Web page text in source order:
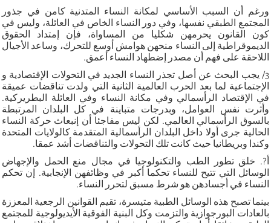
ورغم أن السبب الأساسي لمكانة النساء المتدنية كامن في جذور
المجتمع الطبقي نفسها، وفي دور النساء الخاص في العائلة، وليس في
كون القانون يحرمهن شكليا من المساواة، فإن إمتداد الحقوق
الديموقراطية إلى النساء منحهن هوامش أوسع للتحرك، وساعد الأجيال
اللاحقة على فهم أن مصدر إضطهاد النساء أعمق.
3/ يجب البحث عن أصل تجذر النساء الجديد في التحولات الإقتصادية و
الإجتماعية لما بعد الحرب العالمية الثانية التي ولدت تناقضات عميقة
في الإقتصاد الرأسمالي وفي مكانة النساء وفي العائلة البطريركية.
وأثرت نفس العوامل، وبدرجات متباينة في كل البلدان المرتبطة
بالسوق الرأسمالي العالمي. لكن ليس مفاجئا أن إنبعاث حركة النساء
الحالية جرى أولا داخل البلدان الرأسمالية المتقدمة كالولايات المتحدة
وكندا وبريطانيا حيث كانت تلك التحولات والتناقضات أشد عمقا.
أ?. خلق تطور الطب والتكنولوجيا في مجال منع الحمل والإجهاض
الوسائل التي تتيح للنساء تحكما أكبر في وظائفهن الإنجابية. إن تحكم
النساء في أجسادهن هو شرط مسبق لتحرر النساء.
بينما تصبح هذه الوسائل الطبية متيسرة، تقيم القوانين الرجعية المعززة
بالعادات البورجوازية والتزمت وكل البنية الفوقية الأيديولوجية للمجتمع